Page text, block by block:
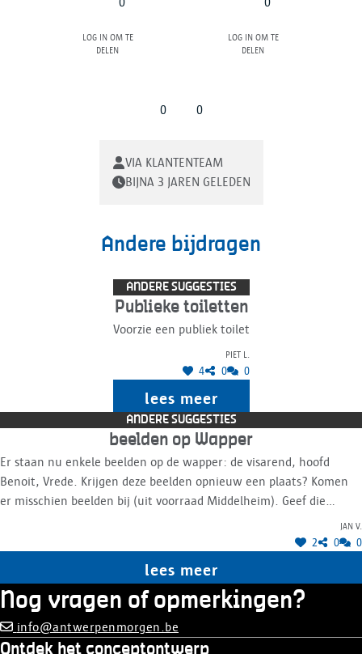
Log in om te
delen
Log in om te
delen
0 0
VIA KLANTENTEAM
BIJNA 3 JAREN GELEDEN
Andere bijdragen
ANDERE SUGGESTIES
Publieke toiletten
Voorzie een publiek toilet
Piet L.
4 0 0
lees meer
ANDERE SUGGESTIES
beelden op Wapper
Er staan nu enkele beelden op de wapper: de visarend, hoofd
Benoit, Vrede. Krijgen deze beelden opnieuw een plaats? Komen
er misschien beelden bij (uit voorraad Middelheim). Geef die
terrasstoelen, een beetje respectloos voor een vredemonument.
Jan V.
2 0 0
lees meer
Nog vragen of opmerkingen?
info@antwerpenmorgen.be
Ontdek het conceptontwerp